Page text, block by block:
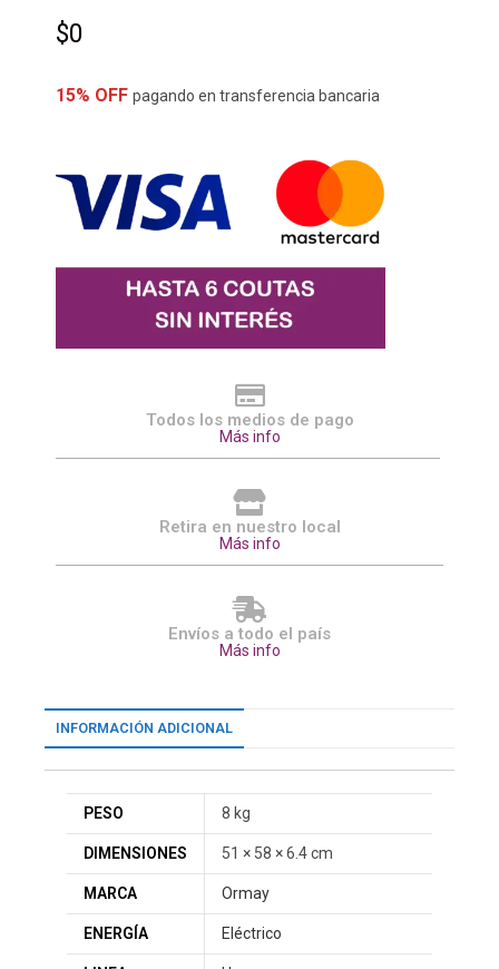
$0
15% OFF pagando en transferencia bancaria
Todos los medios de pago
Más info
Retira en nuestro local
Más info
Envíos a todo el país
Más info
INFORMACIÓN ADICIONAL
PESO 8 kg
DIMENSIONES 51 × 58 × 6.4 cm
MARCA Ormay
ENERGÍA Eléctrico